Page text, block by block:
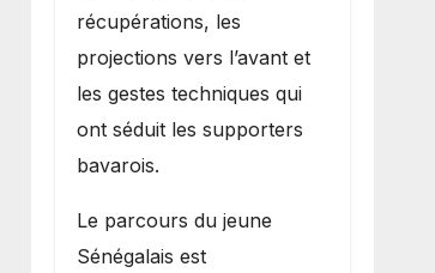
récupérations, les
projections vers l’avant et
les gestes techniques qui
ont séduit les supporters
bavarois.
Le parcours du jeune
Sénégalais est